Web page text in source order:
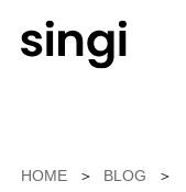
トップ
HOME
BLOG